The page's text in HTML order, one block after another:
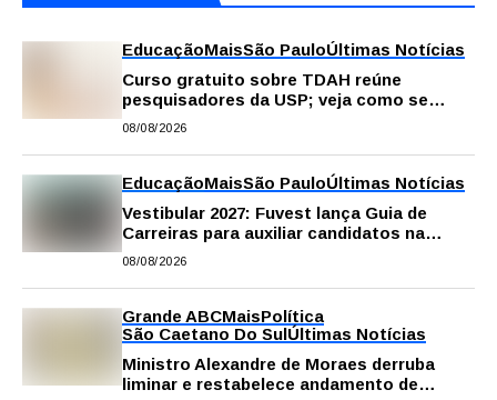
EducaçãoMaisSão PauloÚltimas Notícias
Curso gratuito sobre TDAH reúne
pesquisadores da USP; veja como se
inscrever
08/08/2026
EducaçãoMaisSão PauloÚltimas Notícias
Vestibular 2027: Fuvest lança Guia de
Carreiras para auxiliar candidatos na
escolha da profissão
08/08/2026
Grande ABCMaisPolítica
São Caetano Do SulÚltimas Notícias
Ministro Alexandre de Moraes derruba
liminar e restabelece andamento de